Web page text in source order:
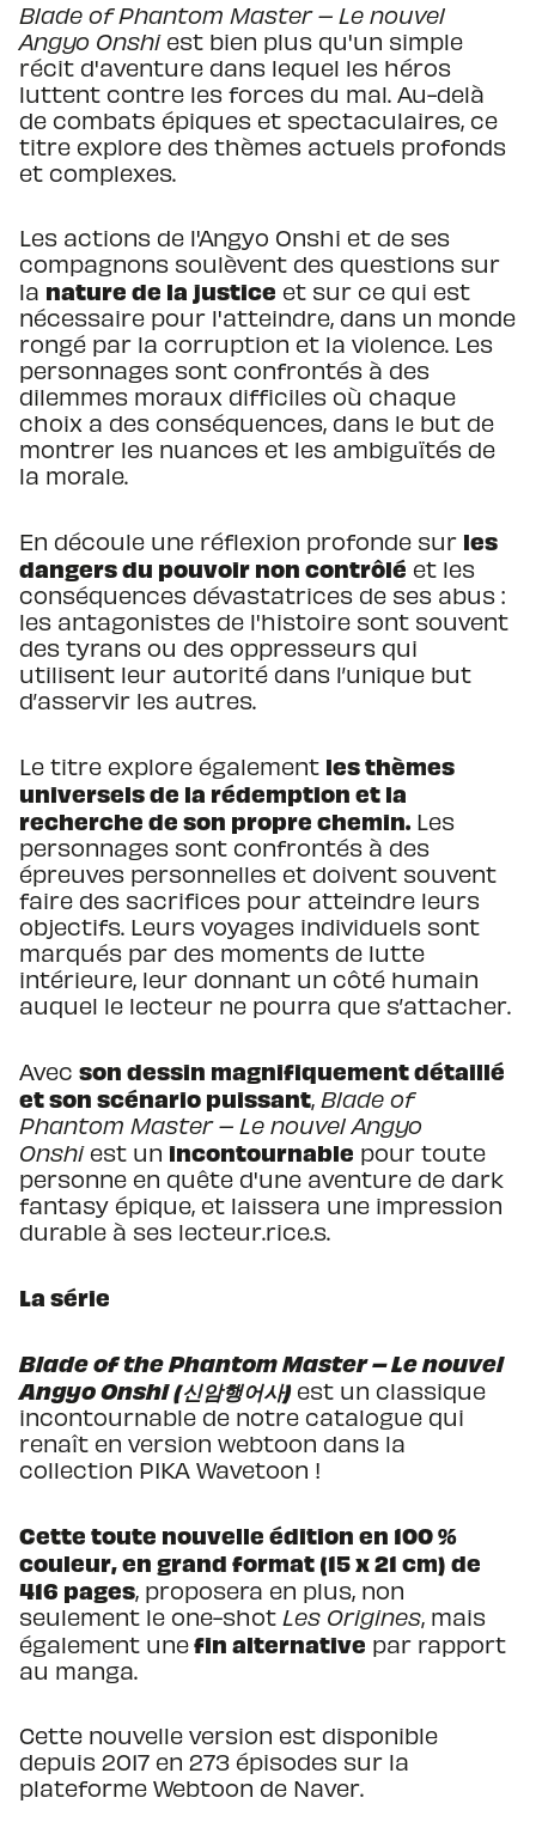
Blade of Phantom Master – Le nouvel
Angyo Onshiest bien plus qu'un simple
récit d'aventure dans lequel les héros
luttent contre les forces du mal. Au-delà
de combats épiques et spectaculaires, ce
titre explore des thèmes actuels profonds
et complexes.
Les actions de l'Angyo Onshi et de ses
compagnons soulèvent des questions sur
la nature de la justice et sur ce qui est
nécessaire pour l'atteindre, dans un monde
rongé par la corruption et la violence. Les
personnages sont confrontés à des
dilemmes moraux difficiles où chaque
choix a des conséquences, dans le but de
montrer les nuances et les ambiguïtés de
la morale.
En découle une réflexion profonde sur les
dangers du pouvoir non contrôlé et les
conséquences dévastatrices de ses abus :
les antagonistes de l'histoire sont souvent
des tyrans ou des oppresseurs qui
utilisent leur autorité dans l’unique but
d’asservir les autres.
Le titre explore également les thèmes
universels de la rédemption et la
recherche de son propre chemin. Les
personnages sont confrontés à des
épreuves personnelles et doivent souvent
faire des sacrifices pour atteindre leurs
objectifs. Leurs voyages individuels sont
marqués par des moments de lutte
intérieure, leur donnant un côté humain
auquel le lecteur ne pourra que s’attacher.
Avec son dessin magnifiquement détaillé
et son scénario puissant, Blade of
Phantom Master – Le nouvel Angyo
Onshiest un incontournable pour toute
personne en quête d'une aventure de dark
fantasy épique, et laissera une impression
durable à ses lecteur.rice.s.
La série
Blade of the Phantom Master – Le nouvel
Angyo Onshi (신암행어사)est un classique
incontournable de notre catalogue qui
renaît en version webtoon dans la
collection PIKA Wavetoon !
Cette toute nouvelle édition en 100 %
couleur, en grand format (15 x 21 cm) de
416 pages, proposera en plus, non
seulement le one-shot Les Origines, mais
également unefin alternative par rapport
au manga.
Cette nouvelle version est disponible
depuis 2017 en 273 épisodes sur la
plateforme Webtoon de Naver.